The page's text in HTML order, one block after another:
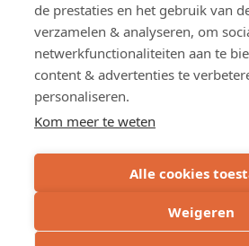
de prestaties en het gebruik van
verzamelen & analyseren, om
netwerkfunctionaliteiten aan te
content & advertenties te
personaliseren.
Kom meer te weten
Alle cookies
Weigeren
Inschrijven
EN
Word lid
Voka 2026
Privacyverklaring
Cookie verklaring